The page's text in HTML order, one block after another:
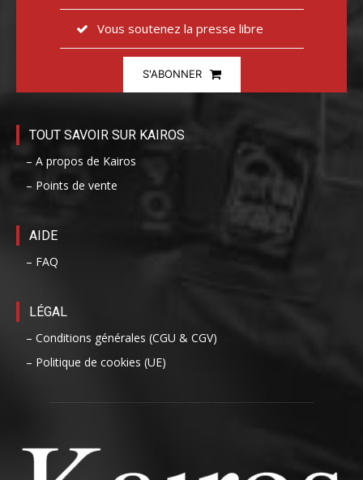
Vous soutenez la presse libre
S'ABONNER
TOUT SAVOIR SUR KAIROS
– A propos de Kairos
– Points de vente
AIDE
– FAQ
LÉGAL
– Conditions générales (CGU & CGV)
– Politique de cookies (UE)